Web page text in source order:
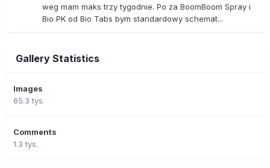
weg mam maks trzy tygodnie. Po za BoomBoom Spray i
Bio PK od Bio Tabs bym standardowy schemat...
Gallery Statistics
Images
65.3 tys.
Comments
1.3 tys.